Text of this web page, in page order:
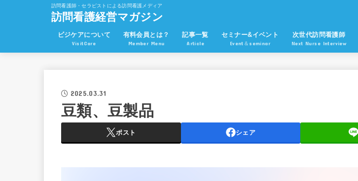
訪問看護師・セラピストによる訪問看護メディア
訪問看護経営マガジン
ビジケアについて
VisitCare
有料会員とは？
Member Menu
記事一覧
Article
セミナー&イベント
Event＆seminar
次世代訪問看護師
Next Nurse Interview
2025.03.31
豆類、豆製品
ポスト シェア